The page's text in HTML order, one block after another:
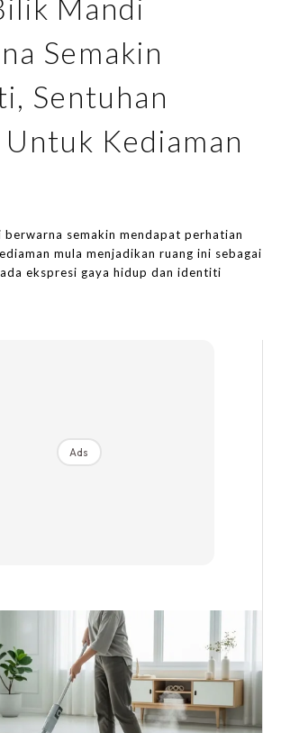
Makan
Makan
Ilham Impiana Inspirasi Selebriti
TV
Impiana
MakeOver
Dekor
Ads
Mandi
Semakin
Sentuhan
Kediaman
semakin mendapat perhatian
mula menjadikan ruang ini sebagai
ekspresi gaya hidup dan identiti